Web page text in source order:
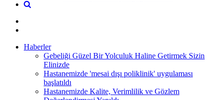
Haberler
Gebeliği Güzel Bir Yolculuk Haline Getirmek Sizin
Elinizde
Hastanemizde 'mesai dışı poliklinik' uygulaması
başlatıldı
Hastanemizde Kalite, Verimlilik ve Gözlem